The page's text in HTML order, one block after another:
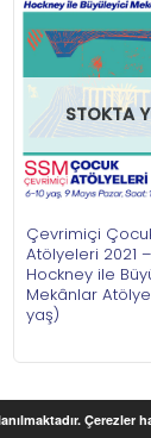
STOKTA
Çevrimiçi
Atölyeleri 2021 –
Hockney ile
Mekânlar
yaş)